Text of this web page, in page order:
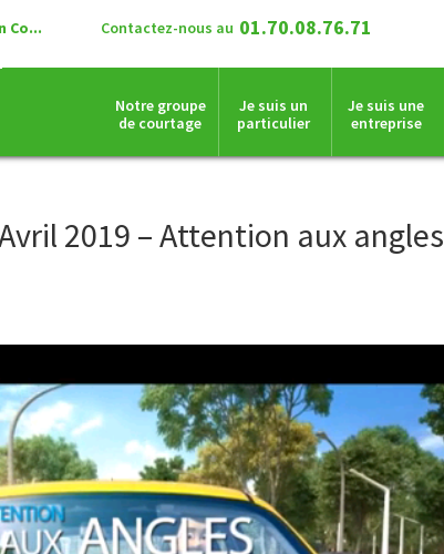
Co... Contactez-nous au 01.70.08.76.71
Notre groupe
de courtage
Je suis un
particulier
Je suis une
entreprise
2019 – Attention aux angles